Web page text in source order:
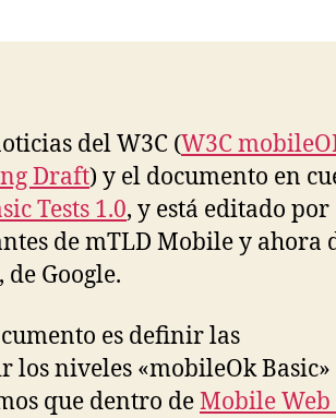
del W3C (W3C
Draft) y el documento en
Tests 1.0, y está editado por
de mTLD Mobile y ahora
de Google.
es definir las
los niveles «mobileOk Basic»
que dentro deMobile Web